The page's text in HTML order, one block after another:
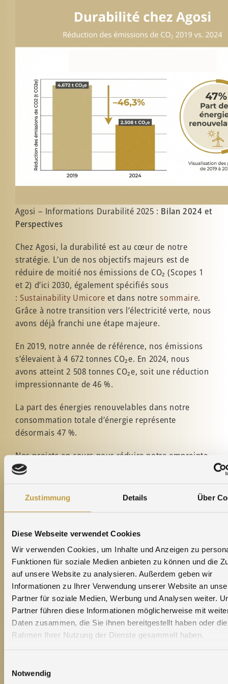
Zustimmung Details Über
Diese Webseite verwendet Cookies
Wir verwenden Cookies, um Inhalte und Anzeigen zu
Funktionen für soziale Medien anbieten zu können und die
auf unsere Website zu analysieren. Außerdem geben wir
Informationen zu Ihrer Verwendung unserer Website an
Partner für soziale Medien, Werbung und Analysen weiter.
Partner führen diese Informationen möglicherweise mit
Daten zusammen, die Sie ihnen bereitgestellt haben oder
Rahmen Ihrer Nutzung der Dienste gesammelt haben.
Notwendig
Agosi – Informations Durabilité 2025 : Bilan 2024 et
Perspectives
Chez Agosi, la durabilité est au cœur de notre
stratégie. L’un de nos objectifs majeurs est de
réduire de moitié nos émissions de CO₂ (Scopes 1
et 2) d’ici 2030, également spécifiés sous
:Sustainability Umicore et dans notresommaire.
Grâce à notre transition vers l’électricité verte, nous
avons déjà franchi une étape majeure.
En 2019, notre année de référence, nos émissions
s’élevaient à 4 672 tonnes CO₂e. En 2024, nous
avons atteint 2 508 tonnes CO₂e, soit une réduction
impressionnante de 46 %.
La part des énergies renouvelables dans notre
consommation totale d’énergie représente
désormais 47 %.
Nos projets en cours pour réduire notre empreinte
carbone d’ici 2030:
utilisation d’incinérateurs plus performants et
récupération de la chaleur fatale pour notre
système de chauffage.
fossile = fioul).
Système de chauffage :
mutualisation de plusieurs bâtiments à un réseau
de chaleur local.
Potentiel d’économie : 45 tonnes de CO₂ (énergie
fossile = fioul).
de récupération de chaleur dans le département de